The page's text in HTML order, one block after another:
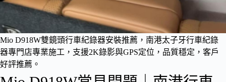
Mio D918W雙鏡頭行車紀錄器安裝推薦，南港太子牙行車紀錄
器專門店專業施工，支援2K錄影與GPS定位，品質穩定，客戶
好評推薦。